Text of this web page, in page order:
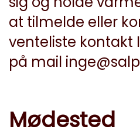
at tilmelde eller
venteliste kontakt
på mail
Mødested